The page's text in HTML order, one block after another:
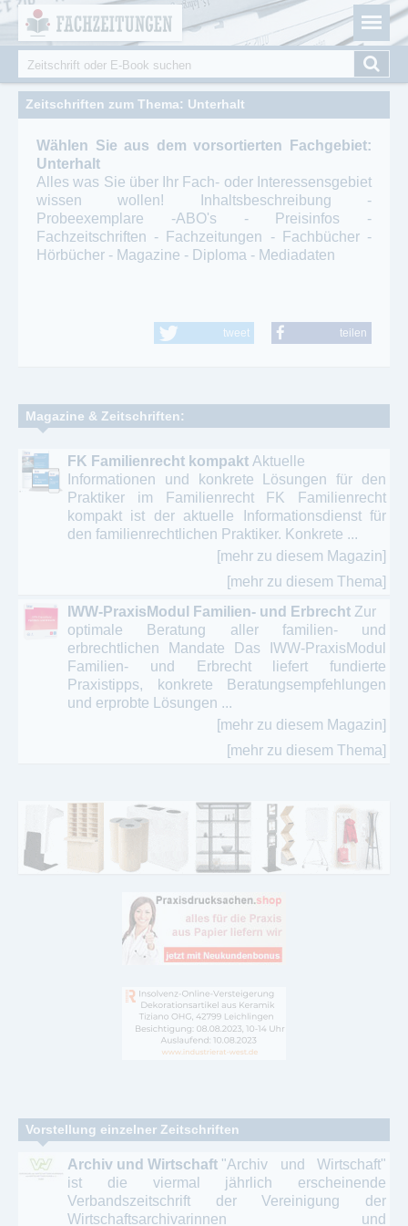
Fachzeitungen.de - Das unabhängige Portal für
Fachmagazine Fachpublikationen & eBooks
Suchformular
Suche
Zeitschriften zum Thema: Unterhalt
Wählen Sie aus dem vorsortierten Fachgebiet:
Unterhalt
Alles was Sie über Ihr Fach- oder Interessensgebiet
wissen wollen! Inhaltsbeschreibung -
Probeexemplare -ABO's - Preisinfos -
Fachzeitschriften - Fachzeitungen - Fachbücher -
Hörbücher - Magazine - Diploma - Mediadaten
tweet teilen
Magazine & Zeitschriften:
FK Familienrecht kompakt Aktuelle
Informationen und konkrete Lösungen für den
Praktiker im Familienrecht FK Familienrecht
kompakt ist der aktuelle Informationsdienst für
den familienrechtlichen Praktiker. Konkrete ...
[mehr zu diesem Magazin]
[mehr zu diesem Thema]
IWW-PraxisModul Familien- und Erbrecht Zur
optimale Beratung aller familien- und
erbrechtlichen Mandate Das IWW-PraxisModul
Familien- und Erbrecht liefert fundierte
Praxistipps, konkrete Beratungsempfehlungen
und erprobte Lösungen ...
[mehr zu diesem Magazin]
[mehr zu diesem Thema]
Vorstellung einzelner Zeitschriften
Archiv und Wirtschaft "Archiv und Wirtschaft"
ist die viermal jährlich erscheinende
Verbandszeitschrift der Vereinigung der
Wirtschaftsarchivarinnen und
Cookie-Einstellungen